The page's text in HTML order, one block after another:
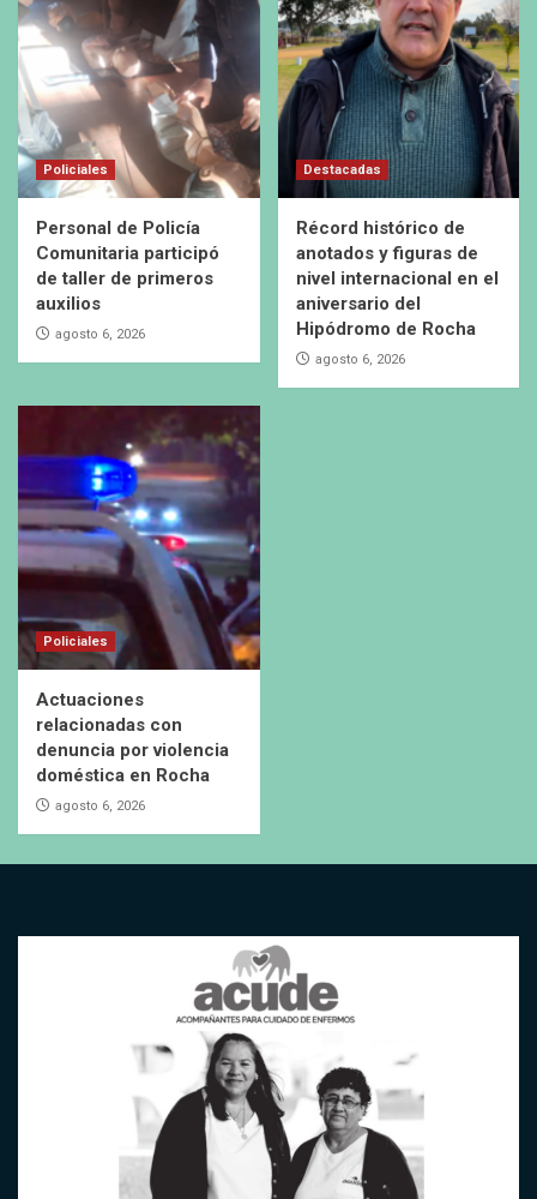
Policiales
Personal de Policía
Comunitaria participó
de taller de primeros
auxilios
agosto 6, 2026
Destacadas
Récord histórico de
anotados y figuras de
nivel internacional en el
aniversario del
Hipódromo de Rocha
agosto 6, 2026
Policiales
Actuaciones
relacionadas con
denuncia por violencia
doméstica en Rocha
agosto 6, 2026